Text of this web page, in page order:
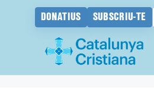
DONATIUS SUBSCRIU-TE